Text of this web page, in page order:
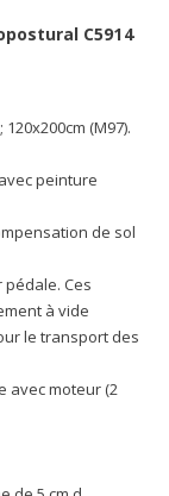
C5914
(M97).
peinture
de sol
Ces
à vide
le transport des
avec moteur (2